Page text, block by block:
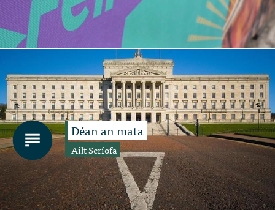
Déan an mata
Ailt Scríofa